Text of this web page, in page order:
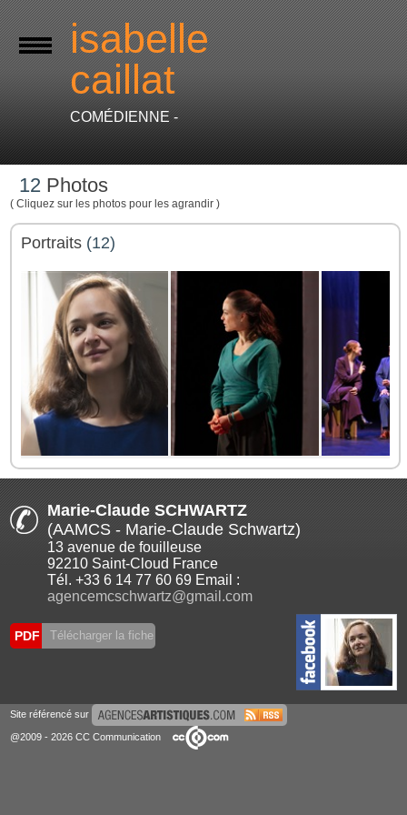
isabelle
caillat
COMÉDIENNE -
12 Photos
( Cliquez sur les photos pour les agrandir )
Portraits (12)
Marie-Claude SCHWARTZ
(AAMCS - Marie-Claude Schwartz)
13 avenue de fouilleuse
92210 Saint-Cloud France
Tél. +33 6 14 77 60 69 Email :
agencemcschwartz@gmail.com
PDF Télécharger la fiche
Site référencé sur
@2009 - 2026 CC Communication